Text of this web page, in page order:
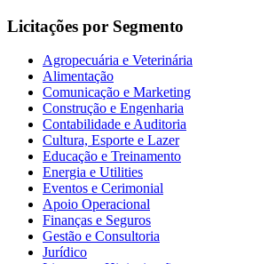
Licitações por Segmento
Agropecuária e Veterinária
Alimentação
Comunicação e Marketing
Construção e Engenharia
Contabilidade e Auditoria
Cultura, Esporte e Lazer
Educação e Treinamento
Energia e Utilities
Eventos e Cerimonial
Apoio Operacional
Finanças e Seguros
Gestão e Consultoria
Jurídico